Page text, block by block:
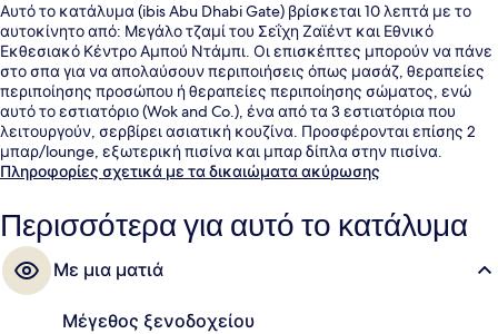
Αυτό το κατάλυμα (ibis Abu Dhabi Gate) βρίσκεται 10 λεπτά με το
αυτοκίνητο από: Μεγάλο τζαμί του Σεΐχη Ζαϊέντ και Εθνικό
Εκθεσιακό Κέντρο Αμπού Ντάμπι. Οι επισκέπτες μπορούν να πάνε
στο σπα για να απολαύσουν περιποιήσεις όπως μασάζ, θεραπείες
περιποίησης προσώπου ή θεραπείες περιποίησης σώματος, ενώ
αυτό το εστιατόριο (Wok and Co.), ένα από τα 3 εστιατόρια που
λειτουργούν, σερβίρει ασιατική κουζίνα. Προσφέρονται επίσης 2
μπαρ/lounge, εξωτερική πισίνα και μπαρ δίπλα στην πισίνα.
Πληροφορίες σχετικά με τα δικαιώματα ακύρωσης
Περισσότερα για αυτό το κατάλυμα
Με μια ματιά
Μέγεθος ξενοδοχείου